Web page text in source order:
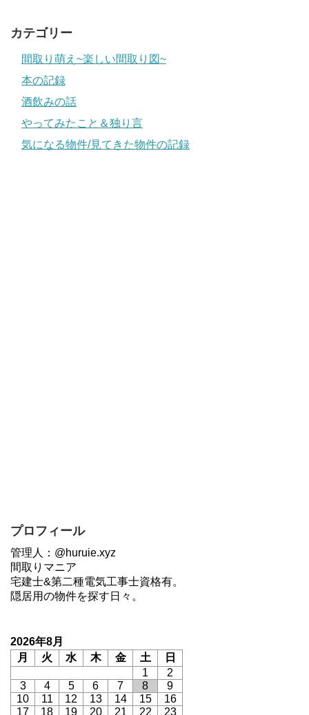
カテゴリー
間取り萌え~楽しい間取り図~
本の記録
酒飲みの話
やってみたこと＆独り言
気になる物件/見てきた物件の記録
プロフィール
管理人：@huruie.xyz
間取りマニア
宅建士&第二種電気工事士資格有。
隠居用の物件を探す日々。
2026年8月
月
火 水 木 金 土
日
1
2
3
4 5 6 7 8
9
10
11 12 13 14 15
16
17
18 19 20 21 22 23